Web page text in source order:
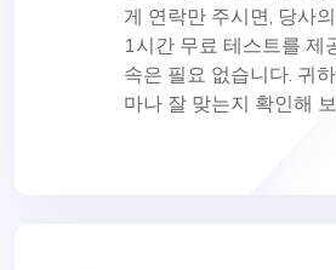
게 연락만 주시면, 당사
1시간 무료 테스트를 제
속은 필요 없습니다. 귀
마나 잘 맞는지 확인해 보